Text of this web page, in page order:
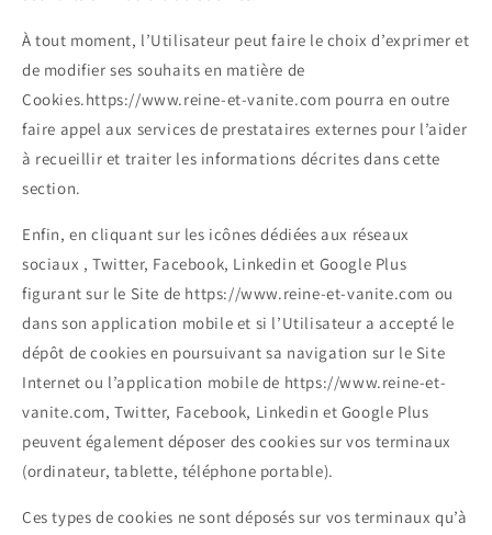
À tout moment, l’Utilisateur peut faire le choix d’exprimer et
de modifier ses souhaits en matière de
Cookies.https://www.reine-et-vanite.com pourra en outre
faire appel aux services de prestataires externes pour l’aider
à recueillir et traiter les informations décrites dans cette
section.
Enfin, en cliquant sur les icônes dédiées aux réseaux
sociaux , Twitter, Facebook, Linkedin et Google Plus
figurant sur le Site de https://www.reine-et-vanite.com ou
dans son application mobile et si l’Utilisateur a accepté le
dépôt de cookies en poursuivant sa navigation sur le Site
Internet ou l’application mobile de https://www.reine-et-
vanite.com, Twitter, Facebook, Linkedin et Google Plus
peuvent également déposer des cookies sur vos terminaux
(ordinateur, tablette, téléphone portable).
Ces types de cookies ne sont déposés sur vos terminaux qu’à